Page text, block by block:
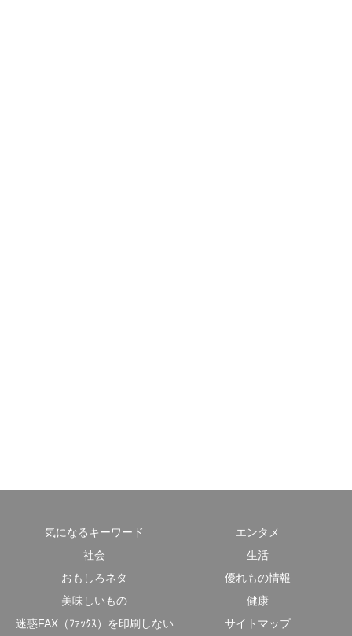
気になるキーワード
エンタメ
社会
生活
おもしろネタ
優れもの情報
美味しいもの
健康
迷惑FAX（ﾌｧｯｸｽ）を印刷しない
サイトマップ